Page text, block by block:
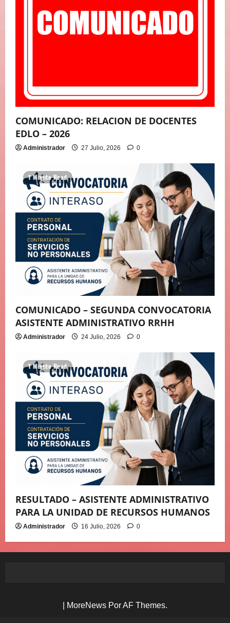
COMUNICADO: RELACION DE DOCENTES
EDLO – 2026
Administrador 27 Julio, 2026 0
1 Minute Read
COMUNICADO – SEGUNDA CONVOCATORIA
ASISTENTE ADMINISTRATIVO RRHH
Administrador 24 Julio, 2026 0
1 Minute Read
RESULTADO – ASISTENTE ADMINISTRATIVO
PARA LA UNIDAD DE RECURSOS HUMANOS
Administrador 16 Julio, 2026 0
MoreNews Por AF Themes.